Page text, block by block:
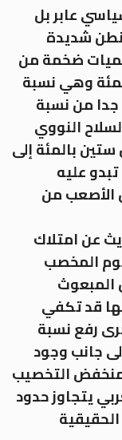
عابر بل
شديدة
ضخمة من
وهي نسبة
من نسبة
النووي
بالمئة إلى
عليه
الأصعب من
عن امتلاك
المخصب
المبعوث
قد تكفي
رفع نسبة
جانب وجود
منخفض التخصيب
يتجاوز حدود